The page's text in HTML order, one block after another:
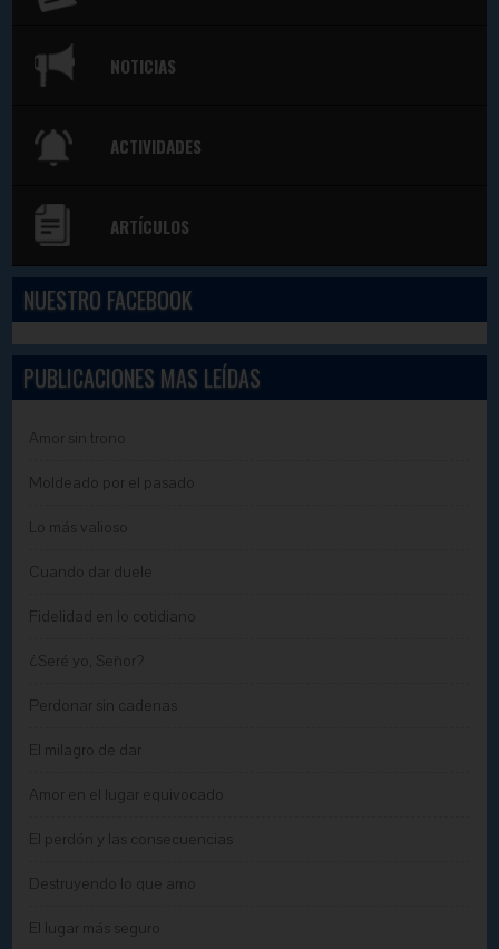
NOTICIAS
ACTIVIDADES
ARTÍCULOS
NUESTRO FACEBOOK
PUBLICACIONES MAS LEÍDAS
Amor sin trono
Moldeado por el pasado
Lo más valioso
Cuando dar duele
Fidelidad en lo cotidiano
¿Seré yo, Señor?
Perdonar sin cadenas
El milagro de dar
Amor en el lugar equivocado
El perdón y las consecuencias
Destruyendo lo que amo
El lugar más seguro